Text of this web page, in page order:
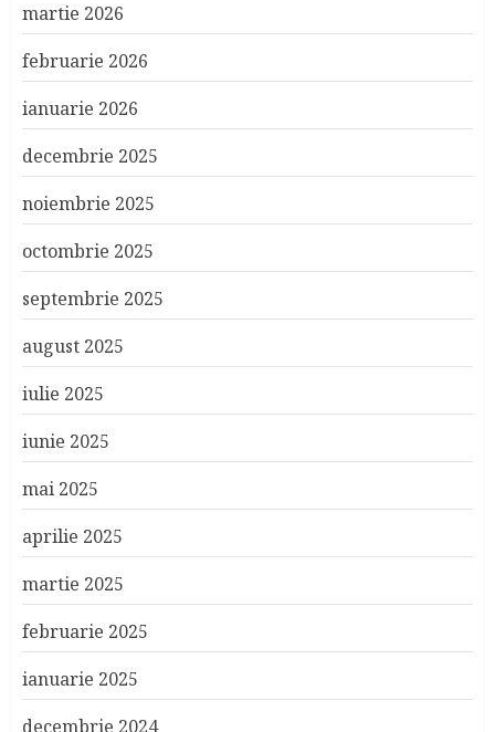
martie 2026
februarie 2026
ianuarie 2026
decembrie 2025
noiembrie 2025
octombrie 2025
septembrie 2025
august 2025
iulie 2025
iunie 2025
mai 2025
aprilie 2025
martie 2025
februarie 2025
ianuarie 2025
decembrie 2024